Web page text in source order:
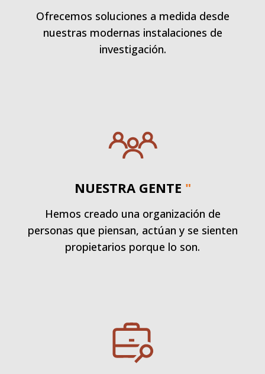
Ofrecemos soluciones a medida desde
nuestras modernas instalaciones de
investigación.
NUESTRA GENTE "
Hemos creado una organización de
personas que piensan, actúan y se sienten
propietarios porque lo son.